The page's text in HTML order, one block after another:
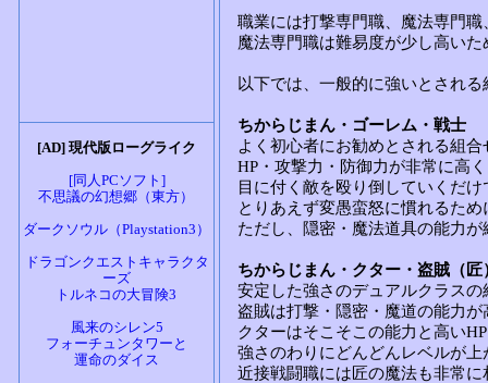
[AD] 現代版ローグライク
[同人PCソフト]
不思議の幻想郷（東方）
ダークソウル（Playstation3）
ドラゴンクエストキャラクタ
ーズ
トルネコの大冒険3
風来のシレン5
フォーチュンタワーと
運命のダイス